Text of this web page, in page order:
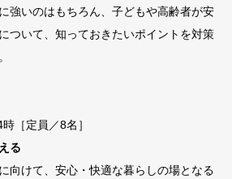
強いのはもちろん、子どもや高齢者が安
ついて、知っておきたいポイントを対策
［定員／8名］
る
向けて、安心・快適な暮らしの場となる